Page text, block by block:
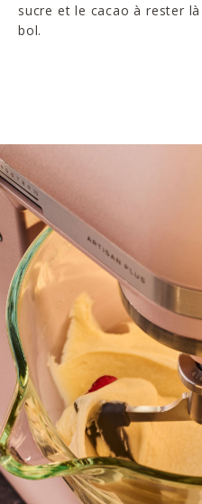
sucre et le cacao à rester
bol.